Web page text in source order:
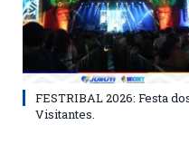
FESTRIBAL 2026: Festa
Visitantes.